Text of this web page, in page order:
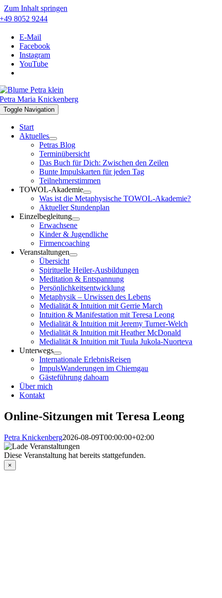
Zum Inhalt springen
+49 8052 9244
E-Mail
Facebook
Instagram
YouTube
Petra Maria Knickenberg
Toggle Navigation
Start
Aktuelles
Petras Blog
Terminübersicht
Das Buch für Dich: Zwischen den Zeilen
Bunte Impulskarten für jeden Tag
Teilnehmerstimmen
TOWOL-Akademie
Was ist die Metaphysische TOWOL-Akademie?
Aktueller Stundenplan
Einzelbegleitung
Erwachsene
Kinder & Jugendliche
Firmencoaching
Veranstaltungen
Übersicht
Spirituelle Heiler-Ausbildungen
Meditation & Entspannung
Persönlichkeitsentwicklung
Metaphysik – Urwissen des Lebens
Medialität & Intuition mit Gerrie March
Intuition & Manifestation mit Teresa Leong
Medialität & Intuition mit Jeremy Turner-Welch
Medialität & Intuition mit Heather McDonald
Medialität & Intuition mit Tuula Jukola-Nuorteva
Unterwegs
Internationale ErlebnisReisen
ImpulsWanderungen im Chiemgau
Gästeführung dahoam
Über mich
Kontakt
Online-Sitzungen mit Teresa Leong
Petra Knickenberg2026-08-09T00:00:00+02:00
Diese Veranstaltung hat bereits stattgefunden.
×